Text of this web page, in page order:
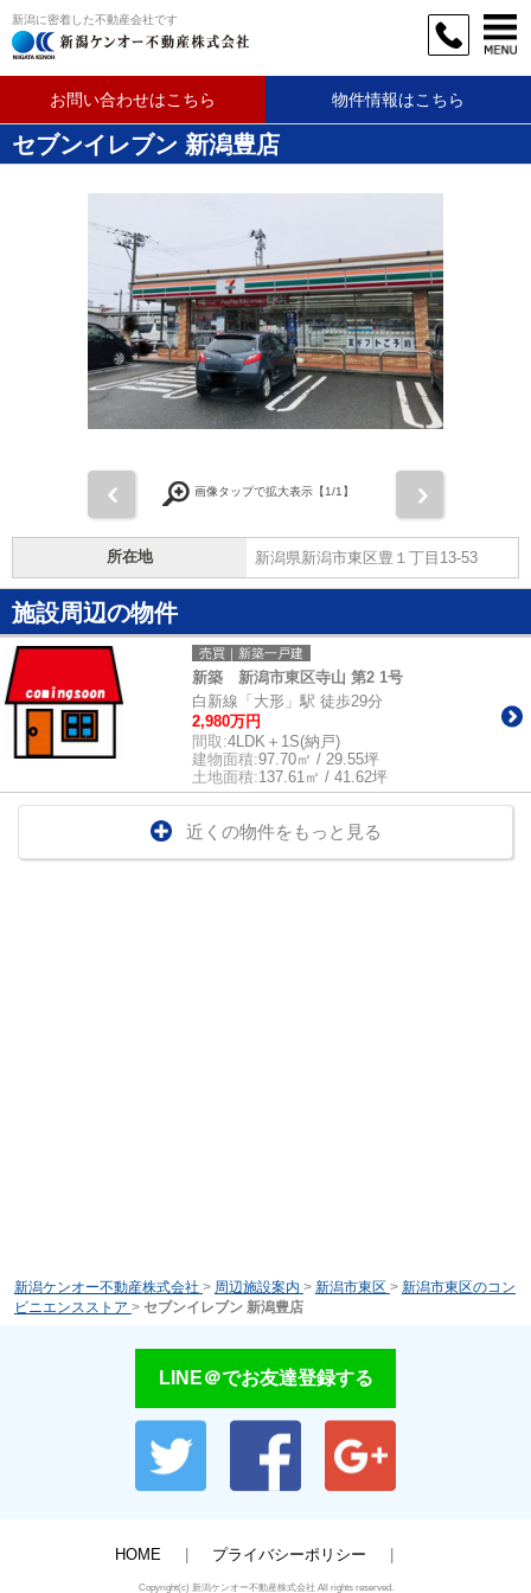
新潟に密着した不動産会社です
お問い合わせはこちら 物件情報はこちら
セブンイレブン 新潟豊店
画像タップで拡大表示【1/1】
所在地 新潟県新潟市東区豊１丁目13-53
施設周辺の物件
売買｜新築一戸建
新築 新潟市東区寺山 第2 1号
白新線「大形」駅 徒歩29分
2,980万円
間取:4LDK＋1S(納戸)
建物面積:97.70㎡ / 29.55坪
土地面積:137.61㎡ / 41.62坪
近くの物件をもっと見る
新潟ケンオー不動産株式会社 > 周辺施設案内 > 新潟市東区 > 新潟市東区のコン
ビニエンスストア > セブンイレブン 新潟豊店
LINE＠でお友達登録する
HOME プライバシーポリシー
Copyright(c) 新潟ケンオー不動産株式会社 All rights reserved.